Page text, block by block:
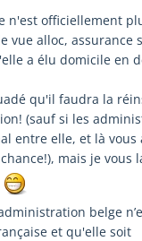
n'est officiellement
vue alloc, assurance
a élu domicile en
qu'il faudra la
(sauf si les
entre elle, et là vous
mais je vous
belge
et qu'elle soit